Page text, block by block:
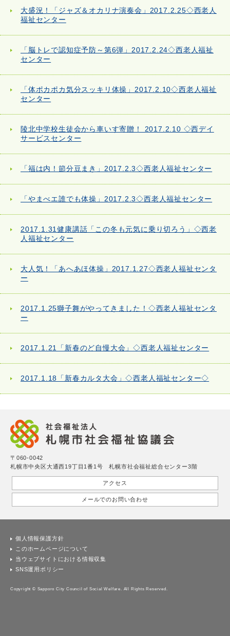
大盛況！「ジャズ＆オカリナ演奏会」2017.2.25◇西老人
福祉センター
「脳トレで認知症予防～第6弾」2017.2.24◇西老人福祉
センター
「体ポカポカ気分スッキリ体操」2017.2.10◇西老人福祉
センター
陵北中学校生徒会から車いす寄贈！ 2017.2.10 ◇西デイ
サービスセンター
「福は内！節分豆まき」2017.2.3◇西老人福祉センター
「やまべエ誰でも体操」2017.2.3◇西老人福祉センター
2017.1.31健康講話「この冬も元気に乗り切ろう」◇西老
人福祉センター
大人気！「あへあほ体操」2017.1.27◇西老人福祉センタ
ー
2017.1.25獅子舞がやってきました！◇西老人福祉センタ
ー
2017.1.21「新春のど自慢大会」◇西老人福祉センター
2017.1.18「新春カルタ大会」◇西老人福祉センター◇
〒060-0042
札幌市中央区大通西19丁目1番1号 札幌市社会福祉総合センター3階
アクセス
メールでのお問い合わせ
個人情報保護方針
このホームページについて
当ウェブサイトにおける情報収集
SNS運用ポリシー
Copyright © Sapporo City Council of Social Welfare. All Rights Reserved.